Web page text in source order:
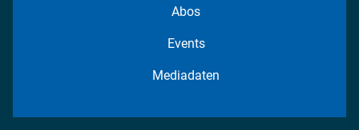
Abos
Events
Mediadaten